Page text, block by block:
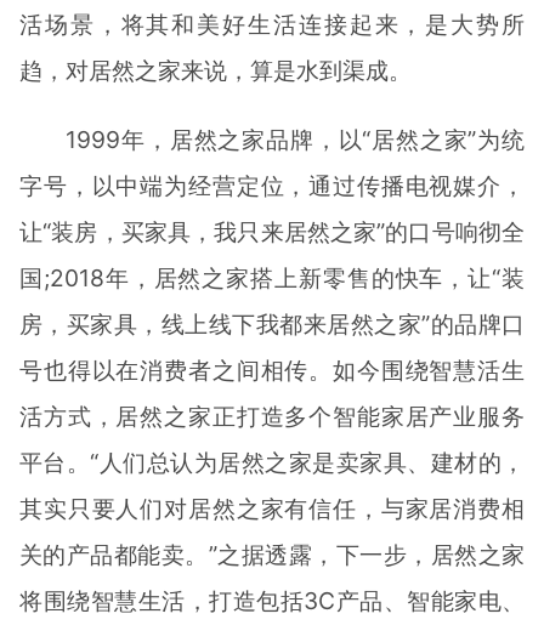
活场景，将其和美好生活连接起来，是大势所
趋，对居然之家来说，算是水到渠成。
1999年，居然之家品牌，以“居然之家”为统
字号，以中端为经营定位，通过传播电视媒介，
让“装房，买家具，我只来居然之家”的口号响彻全
国;2018年，居然之家搭上新零售的快车，让“装
房，买家具，线上线下我都来居然之家”的品牌口
号也得以在消费者之间相传。如今围绕智慧活生
活方式，居然之家正打造多个智能家居产业服务
平台。“人们总认为居然之家是卖家具、建材的，
其实只要人们对居然之家有信任，与家居消费相
关的产品都能卖。”之据透露，下一步，居然之家
将围绕智慧生活，打造包括3C产品、智能家电、